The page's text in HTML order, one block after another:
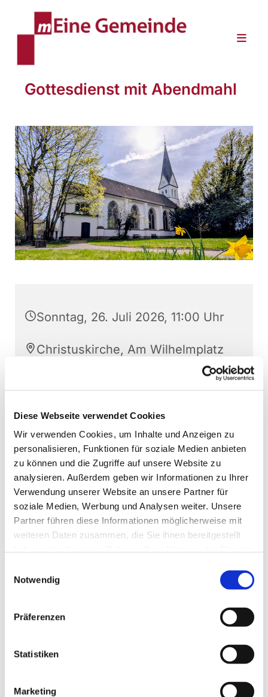
Diese Webseite verwendet Cookies
Wir verwenden Cookies, um Inhalte und Anzeigen zu
personalisieren, Funktionen für soziale Medien anbieten
zu können und die Zugriffe auf unsere Website zu
analysieren. Außerdem geben wir Informationen zu Ihrer
Verwendung unserer Website an unsere Partner für
soziale Medien, Werbung und Analysen weiter. Unsere
Partner führen diese Informationen möglicherweise mit
weiteren Daten zusammen, die Sie ihnen bereitgestellt
Notwendig
Präferenzen
Statistiken
Marketing
Gottesdienst mit Abendmahl
Sonntag, 26. Juli 2026, 11:00 Uhr
Christuskirche, Am Wilhelmplatz